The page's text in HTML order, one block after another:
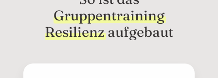
Gruppentraining
Resilienzaufgebaut